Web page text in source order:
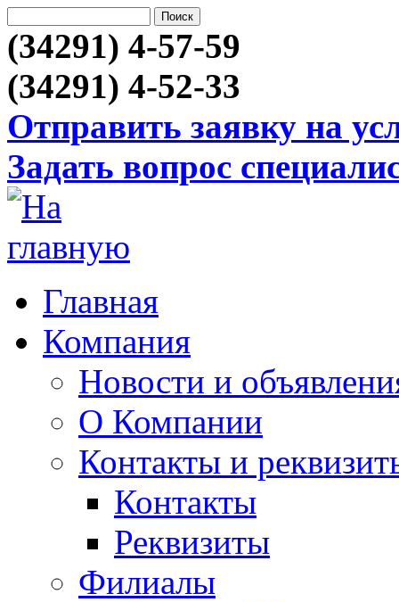
(34291) 4-57-59
(34291) 4-52-33
Отправить заявку на
Задать вопрос
Главная
Компания
Новости и
О Компании
Контакты и
Контакты
Реквизиты
Филиалы